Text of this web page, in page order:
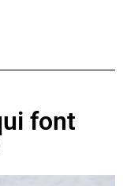
font